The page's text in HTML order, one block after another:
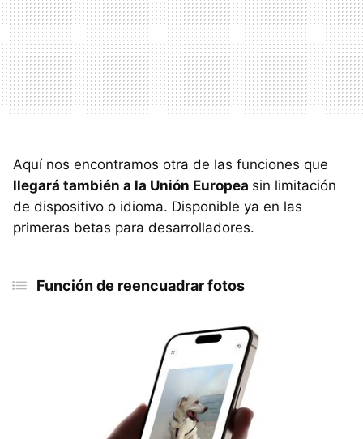
Aquí nos encontramos otra de las funciones que
llegará también a la Unión Europea sin limitación
de dispositivo o idioma. Disponible ya en las
primeras betas para desarrolladores.
Función de reencuadrar fotos